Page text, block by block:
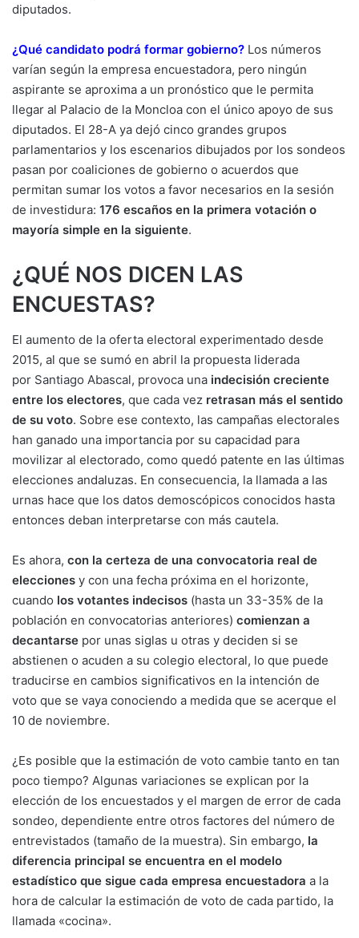
diputados.
¿Qué candidato podrá formar gobierno? Los números
varían según la empresa encuestadora, pero ningún
aspirante se aproxima a un pronóstico que le permita
llegar al Palacio de la Moncloa con el único apoyo de sus
diputados. El 28-A ya dejó cinco grandes grupos
parlamentarios y los escenarios dibujados por los sondeos
pasan por coaliciones de gobierno o acuerdos que
permitan sumar los votos a favor necesarios en la sesión
de investidura: 176 escaños en la primera votación o
mayoría simple en la siguiente.
¿QUÉ NOS DICEN LAS
ENCUESTAS?
El aumento de la oferta electoral experimentado desde
2015, al que se sumó en abril la propuesta liderada
por Santiago Abascal, provoca una indecisión creciente
entre los electores, que cada vez retrasan más el sentido
de su voto. Sobre ese contexto, las campañas electorales
han ganado una importancia por su capacidad para
movilizar al electorado, como quedó patente en las últimas
elecciones andaluzas. En consecuencia, la llamada a las
urnas hace que los datos demoscópicos conocidos hasta
entonces deban interpretarse con más cautela.
Es ahora, con la certeza de una convocatoria real de
elecciones y con una fecha próxima en el horizonte,
cuando los votantes indecisos (hasta un 33-35% de la
población en convocatorias anteriores) comienzan a
decantarse por unas siglas u otras y deciden si se
abstienen o acuden a su colegio electoral, lo que puede
traducirse en cambios significativos en la intención de
voto que se vaya conociendo a medida que se acerque el
10 de noviembre.
¿Es posible que la estimación de voto cambie tanto en tan
poco tiempo? Algunas variaciones se explican por la
elección de los encuestados y el margen de error de cada
sondeo, dependiente entre otros factores del número de
entrevistados (tamaño de la muestra). Sin embargo, la
diferencia principal se encuentra en el modelo
estadístico que sigue cada empresa encuestadora a la
hora de calcular la estimación de voto de cada partido, la
llamada «cocina».